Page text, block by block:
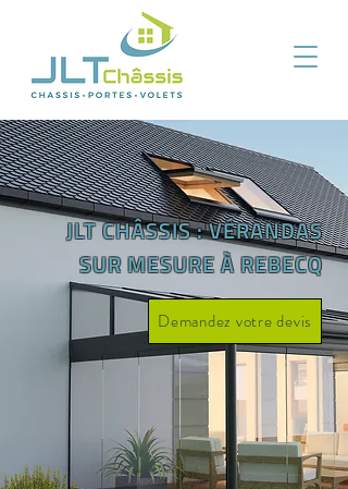
JLT CHÂSSIS : VÉRANDAS
SUR MESURE À REBECQ
Demandez votre devis